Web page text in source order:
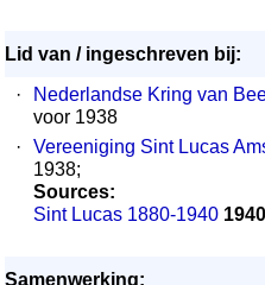
Lid van / ingeschreven bij:
·
Nederlandse Kring van
voor 1938
·
Vereeniging Sint Lucas
1938;
Sources:
Sint Lucas 1880-1940 1940
Samenwerking: